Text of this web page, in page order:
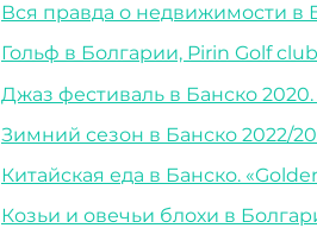
Вся правда о недвижимости в
Гольф в Болгарии, Pirin Golf club
Джаз фестиваль в Банско
Зимний сезон в Банско 2022/
Китайская еда в Банско.
Козьи и овечьи блохи в